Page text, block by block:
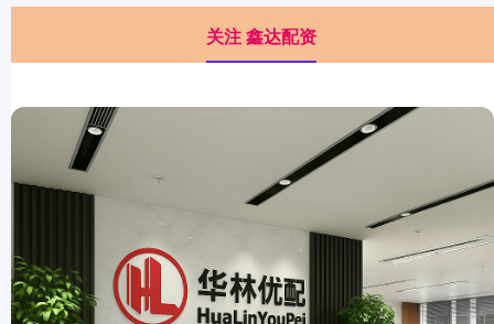
关注 鑫达配资